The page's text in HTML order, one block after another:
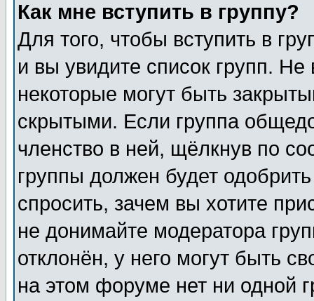
Как мне вступить в группу?
Для того, чтобы вступить в
и вы увидите список групп.
некоторые могут быть
скрытыми. Если группа
членство в ней, щёлкнув по
группы должен будет
спросить, зачем вы хотите
не донимайте модератора
отклонён, у него могут быть
на этом форуме нет ни одной